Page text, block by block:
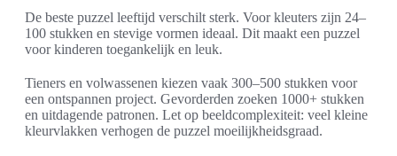
De beste puzzel leeftijd verschilt sterk. Voor kleuters zijn 24–
100 stukken en stevige vormen ideaal. Dit maakt een puzzel
voor kinderen toegankelijk en leuk.
Tieners en volwassenen kiezen vaak 300–500 stukken voor
een ontspannen project. Gevorderden zoeken 1000+ stukken
en uitdagende patronen. Let op beeldcomplexiteit: veel kleine
kleurvlakken verhogen de puzzel moeilijkheidsgraad.